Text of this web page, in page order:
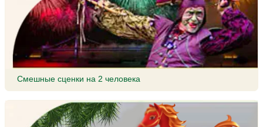
Смешные сценки на 2 человека